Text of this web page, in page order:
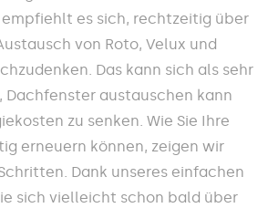
es sich, rechtzeitig über
von Roto, Velux und
Das kann sich als sehr
Dachfenster austauschen kann
zu senken. Wie Sie Ihre
erneuern können, zeigen wir
Dank unseres einfachen
sich vielleicht schon bald über